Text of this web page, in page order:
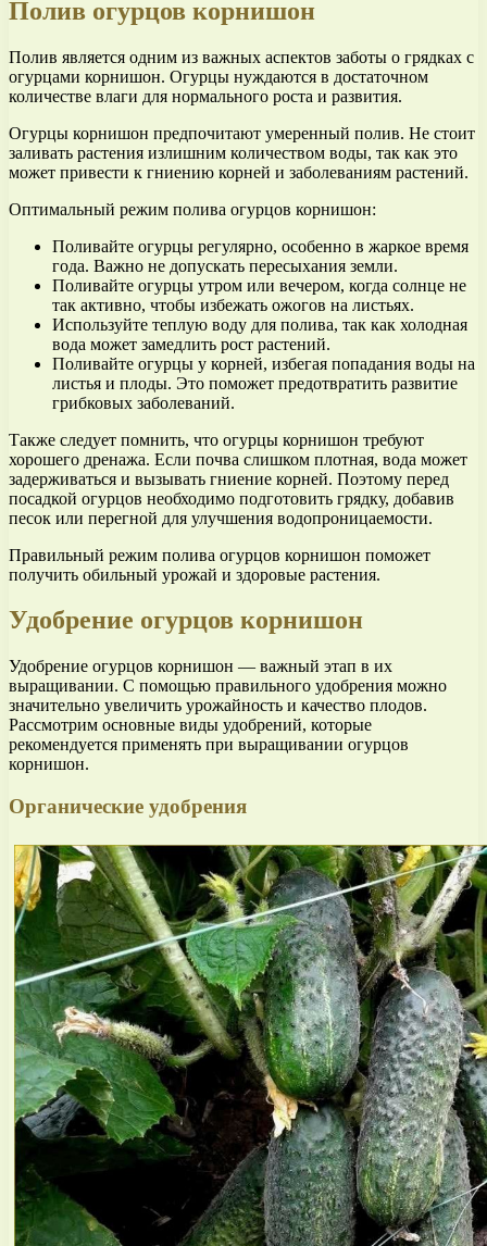
Полив огурцов корнишон
Полив является одним из важных аспектов заботы о грядках с
огурцами корнишон. Огурцы нуждаются в достаточном
количестве влаги для нормального роста и развития.
Огурцы корнишон предпочитают умеренный полив. Не стоит
заливать растения излишним количеством воды, так как это
может привести к гниению корней и заболеваниям растений.
Оптимальный режим полива огурцов корнишон:
Поливайте огурцы регулярно, особенно в жаркое время
года. Важно не допускать пересыхания земли.
Поливайте огурцы утром или вечером, когда солнце не
так активно, чтобы избежать ожогов на листьях.
Используйте теплую воду для полива, так как холодная
вода может замедлить рост растений.
Поливайте огурцы у корней, избегая попадания воды на
листья и плоды. Это поможет предотвратить развитие
грибковых заболеваний.
Также следует помнить, что огурцы корнишон требуют
хорошего дренажа. Если почва слишком плотная, вода может
задерживаться и вызывать гниение корней. Поэтому перед
посадкой огурцов необходимо подготовить грядку, добавив
песок или перегной для улучшения водопроницаемости.
Правильный режим полива огурцов корнишон поможет
получить обильный урожай и здоровые растения.
Удобрение огурцов корнишон
Удобрение огурцов корнишон — важный этап в их
выращивании. С помощью правильного удобрения можно
значительно увеличить урожайность и качество плодов.
Рассмотрим основные виды удобрений, которые
рекомендуется применять при выращивании огурцов
корнишон.
Органические удобрения